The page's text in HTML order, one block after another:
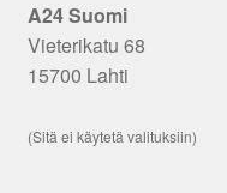
A24 Suomi
Vieterikatu 68
15700 Lahti
(Sitä ei käytetä valituksiin)